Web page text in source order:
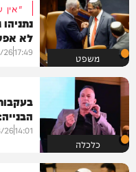
משפט
"אין
לא
17:49
26
כלכלה
במשק
14:01
26